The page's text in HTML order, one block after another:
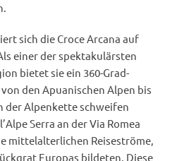
sich die Croce Arcana auf
einer der spektakulärsten
bietet sie ein 360-Grad-
den Apuanischen Alpen bis
der Alpenkette schweifen
Serra an der Via Romea
mittelalterlichen Reiseströme,
Europas bildeten. Diese